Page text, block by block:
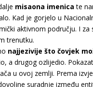
misaona imenica te
Kad je gorjelo u
aktivnom području. I
trenutku.
najjezivije što čovjek
a drugog ozlijedio.
u ovoj zemlji. Prema
suradnje između